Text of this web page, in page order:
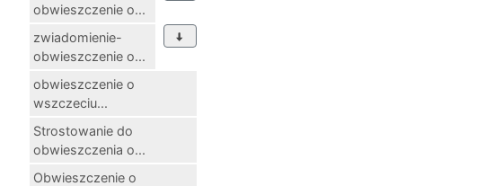
obwieszczenie o...
zwiadomienie-
obwieszczenie o...
obwieszczenie o
wszczeciu...
Strostowanie do
obwieszczenia o...
Obwieszczenie o